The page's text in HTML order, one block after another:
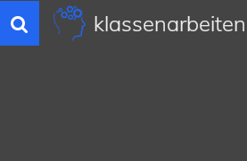
Toggle
navigation
klassenarbeiten